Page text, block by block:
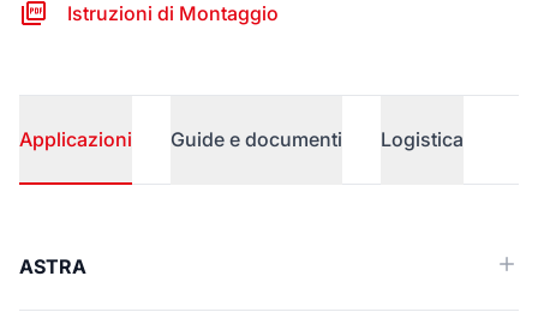
Istruzioni di Montaggio
Applicazioni Guide e documenti Logistica
ASTRA